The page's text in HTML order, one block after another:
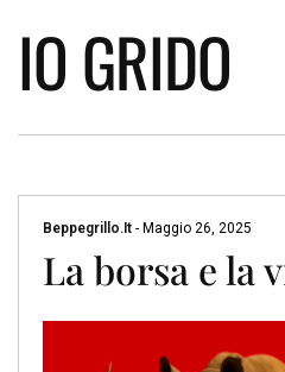
IO GRIDO
Beppegrillo.it - Maggio 26, 2025
La borsa e la